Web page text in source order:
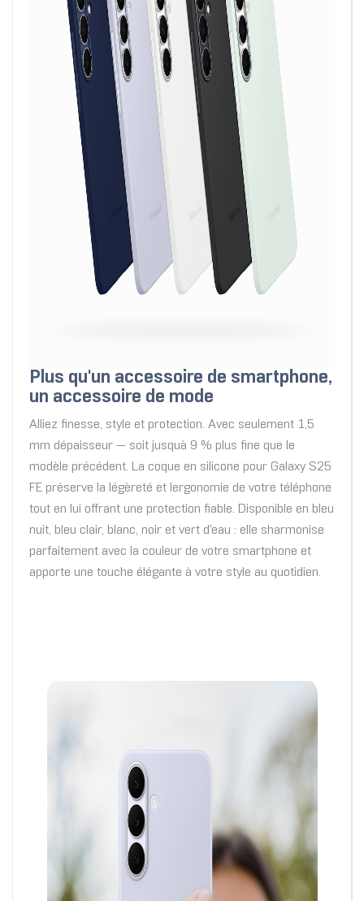
Plus qu'un accessoire de smartphone,
un accessoire de mode
Alliez finesse, style et protection. Avec seulement 1,5
mm dépaisseur — soit jusquà 9 % plus fine que le
modèle précédent. La coque en silicone pour Galaxy S25
FE préserve la légèreté et lergonomie de votre téléphone
tout en lui offrant une protection fiable. Disponible en bleu
nuit, bleu clair, blanc, noir et vert d'eau : elle sharmonise
parfaitement avec la couleur de votre smartphone et
apporte une touche élégante à votre style au quotidien.